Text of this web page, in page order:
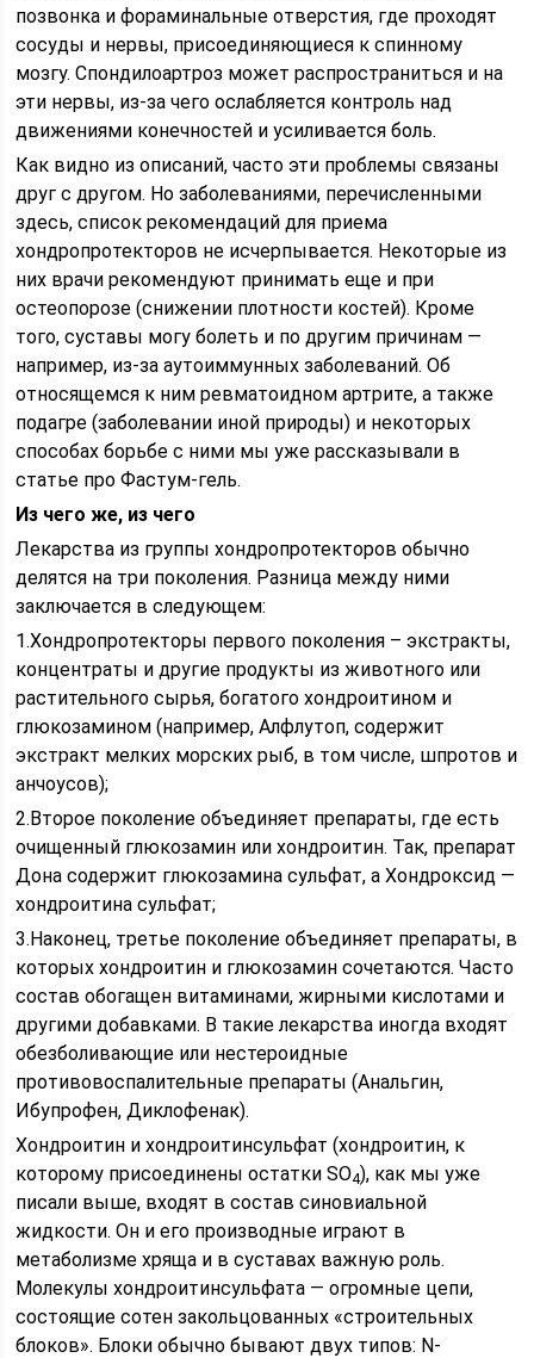
позвонка и фораминальные отверстия, где проходят
сосуды и нервы, присоединяющиеся к спинному
мозгу. Спондилоартроз может распространиться и на
эти нервы, из-за чего ослабляется контроль над
движениями конечностей и усиливается боль.
Как видно из описаний, часто эти проблемы связаны
друг с другом. Но заболеваниями, перечисленными
здесь, список рекомендаций для приема
хондропротекторов не исчерпывается. Некоторые из
них врачи рекомендуют принимать еще и при
остеопорозе (снижении плотности костей). Кроме
того, суставы могу болеть и по другим причинам —
например, из-за аутоиммунных заболеваний. Об
относящемся к ним ревматоидном артрите, а также
подагре (заболевании иной природы) и некоторых
способах борьбе с ними мы уже рассказывали в
статье про Фастум-гель.
Из чего же, из чего
Лекарства из группы хондропротекторов обычно
делятся на три поколения. Разница между ними
заключается в следующем:
1.Хондропротекторы первого поколения – экстракты,
концентраты и другие продукты из животного или
растительного сырья, богатого хондроитином и
глюкозамином (например, Алфлутоп, содержит
экстракт мелких морских рыб, в том числе, шпротов и
анчоусов);
2.Второе поколение объединяет препараты, где есть
очищенный глюкозамин или хондроитин. Так, препарат
Дона содержит глюкозамина сульфат, а Хондроксид —
хондроитина сульфат;
3.Наконец, третье поколение объединяет препараты, в
которых хондроитин и глюкозамин сочетаются. Часто
состав обогащен витаминами, жирными кислотами и
другими добавками. В такие лекарства иногда входят
обезболивающие или нестероидные
противовоспалительные препараты (Анальгин,
Ибупрофен, Диклофенак).
Хондроитин и хондроитинсульфат (хондроитин, к
которому присоединены остатки SO4), как мы уже
писали выше, входят в состав синовиальной
жидкости. Он и его производные играют в
метаболизме хряща и в суставах важную роль.
Молекулы хондроитинсульфата — огромные цепи,
состоящие сотен закольцованных «строительных
блоков». Блоки обычно бывают двух типов: N-